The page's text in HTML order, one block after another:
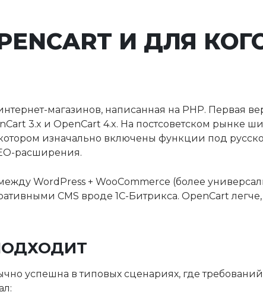
И ДЛЯ
магазинов, написанная на PHP. Первая
3.x и OpenCart 4.x. На постсоветском рынке
изначально включены функции под
расширения.
WordPress + WooCommerce (более
CMS вроде 1С-Битрикса. OpenCart
успешна в типовых сценариях, где